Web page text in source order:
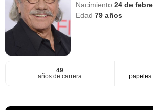
Nacimiento24 de
Edad79 años
49
años de carrera
papeles